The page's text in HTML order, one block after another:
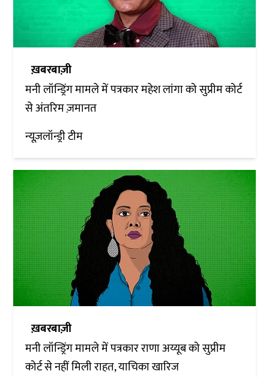
ख़बरबाज़ी
मनी लॉन्ड्रिंग मामले में पत्रकार महेश लांगा को सुप्रीम कोर्ट
से अंतरिम ज़मानत
न्यूज़लॉन्ड्री टीम
ख़बरबाज़ी
मनी लॉन्ड्रिंग मामले में पत्रकार राणा अय्यूब को सुप्रीम
कोर्ट से नहीं मिली राहत, याचिका खारिज